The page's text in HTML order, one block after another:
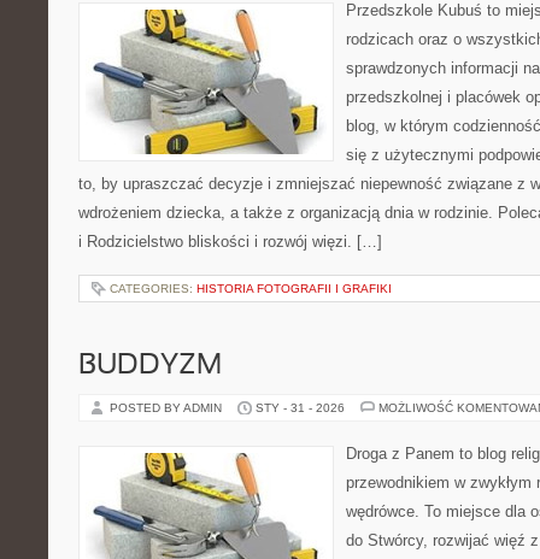
Przedszkole Kubuś to
rodzicach oraz o
sprawdzonych informacji
przedszkolnej i placówek
blog, w którym
się z użytecznymi
to, by upraszczać decyzje i zmniejszać niepewność związane z
wdrożeniem dziecka, a także z organizacją dnia w rodzinie.
i Rodzicielstwo bliskości i rozwój więzi. […]
CATEGORIES: HISTORIA FOTOGRAFII I GRAFIKI
BUDDYZM
POSTED BY ADMIN STY - 31 - 2026 MOŻLIWOŚĆ
Droga z Panem to blog
przewodnikiem w
wędrówce. To miejsce dla
do Stwórcy, rozwijać więź